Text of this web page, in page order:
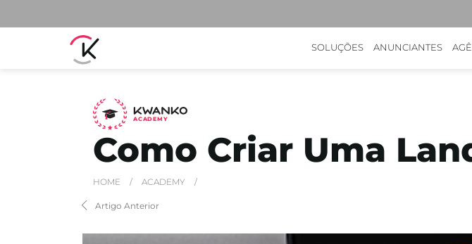
SOLUÇÕES ANUNCIANTES
ACADEMY
Como Criar Uma
HOME / ACADEMY /
Artigo Anterior